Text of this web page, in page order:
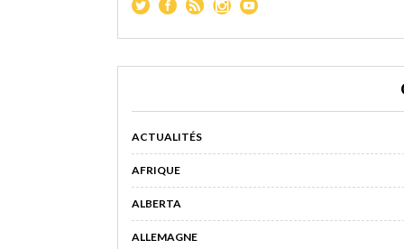
ACTUALITÉS
AFRIQUE
ALBERTA
ALLEMAGNE